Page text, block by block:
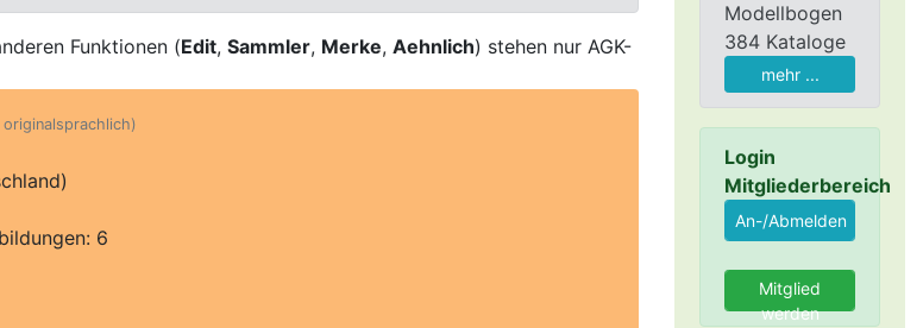
Modellbogen
384 Kataloge
mehr ...
Login
Mitgliederbereich
Mitglied
werden
Funktionen (Edit, Sammler, Merke, Aehnlich) stehen nur AGK-
6